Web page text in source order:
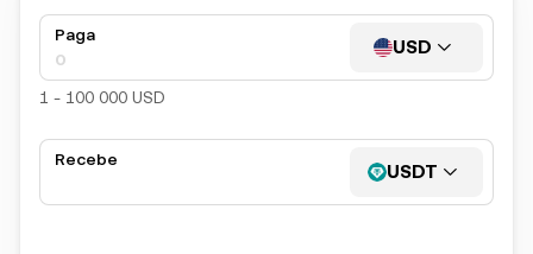
Paga
USD
1 - 100 000 USD
Recebe
USDT